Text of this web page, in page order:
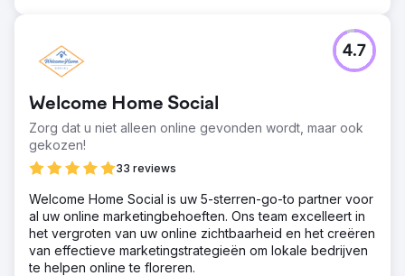
Welcome Home Social
Zorg dat u niet alleen online gevonden wordt, maar ook
gekozen!
33 reviews
4.7
Welcome Home Social is uw 5-sterren-go-to partner voor
al uw online marketingbehoeften. Ons team excelleert in
het vergroten van uw online zichtbaarheid en het creëren
van effectieve marketingstrategieën om lokale bedrijven
te helpen online te floreren.